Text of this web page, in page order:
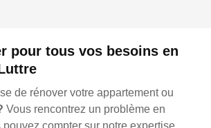
pour tous vos besoins en
de rénover votre appartement ou
Vous rencontrez un problème en